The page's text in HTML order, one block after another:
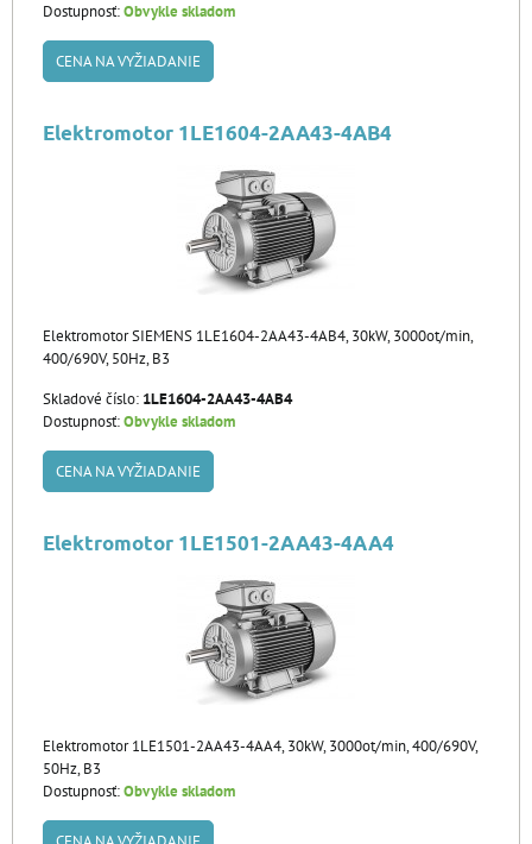
Dostupnosť:Obvykle skladom
CENA NA VYŽIADANIE
Elektromotor 1LE1604-2AA43-4AB4
Elektromotor SIEMENS 1LE1604-2AA43-4AB4, 30kW, 3000ot/min,
400/690V, 50Hz, B3
Skladové číslo: 1LE1604-2AA43-4AB4
Dostupnosť:Obvykle skladom
CENA NA VYŽIADANIE
Elektromotor 1LE1501-2AA43-4AA4
Elektromotor 1LE1501-2AA43-4AA4, 30kW, 3000ot/min, 400/690V,
50Hz, B3
Dostupnosť:Obvykle skladom